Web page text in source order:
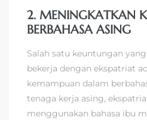
2. MENINGKATKAN
BERBAHASA ASING
Salah satu keuntungan
bekerja dengan ekspatriat
kemampuan dalam
tenaga kerja asing,
menggunakan bahasa ibu